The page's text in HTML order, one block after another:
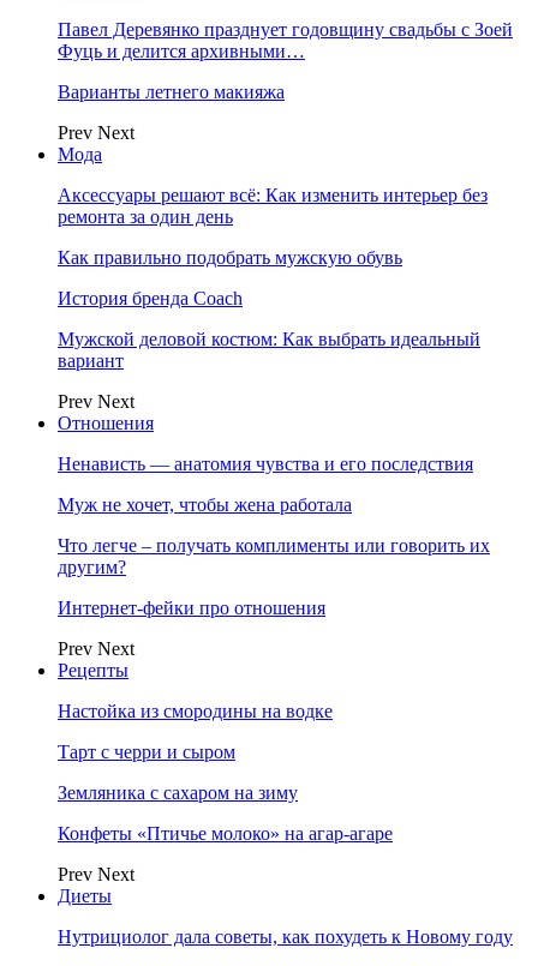
Павел Деревянко празднует годовщину свадьбы с Зоей
Фуць и делится архивными…
Варианты летнего макияжа
Prev Next
Мода
Аксессуары решают всё: Как изменить интерьер без
ремонта за один день
Как правильно подобрать мужскую обувь
История бренда Coach
Мужской деловой костюм: Как выбрать идеальный
вариант
Prev Next
Отношения
Ненависть — анатомия чувства и его последствия
Муж не хочет, чтобы жена работала
Что легче – получать комплименты или говорить их
другим?
Интернет-фейки про отношения
Prev Next
Рецепты
Настойка из смородины на водке
Тарт с черри и сыром
Земляника с сахаром на зиму
Конфеты «Птичье молоко» на агар-агаре
Prev Next
Диеты
Нутрициолог дала советы, как похудеть к Новому году